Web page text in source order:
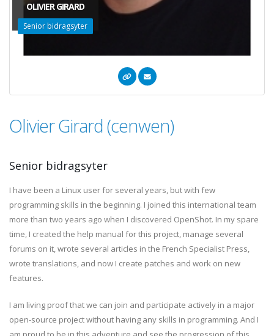
OLIVIER GIRARD
Senior bidragsyter
Olivier Girard (cenwen)
Senior bidragsyter
I have been a Linux user for several years, but with few
programming skills in the beginning. I joined this international team
more than two years ago when I discovered OpenShot. In my spare
time, I created the help manual for this project, manage several
forums on it, wrote several articles in the French Specialist Press,
wrote translations, and now I create patches and work on new
features.
I am living proof that we can join and participate actively in a major
open-source project without having any skills in programming. And I